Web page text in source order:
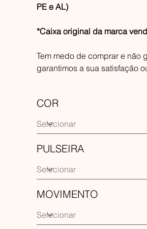
PE e AL)
*Caixa original da marca
Tem medo de comprar e não
garantimos a sua satisfação
COR
PULSEIRA
MOVIMENTO